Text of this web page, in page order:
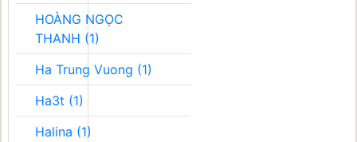
HOÀNG NGỌC
THANH (1)
Ha Trung Vuong (1)
Ha3t (1)
Halina (1)